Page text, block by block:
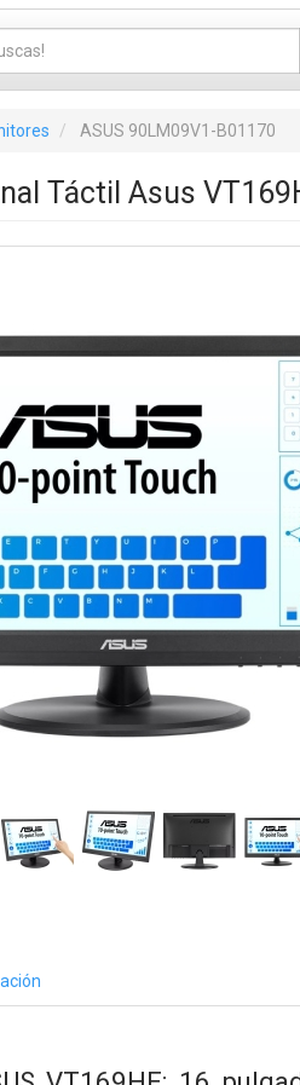
ASUS 90LM09V1-B01170
Táctil Asus